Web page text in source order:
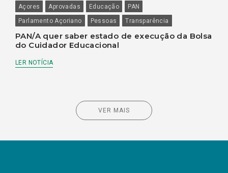
Açores Aprovadas Educação
PAN
Parlamento Açoriano
Pessoas Transparência
PAN/A quer saber estado de execução da Bolsa
do Cuidador Educacional
LER NOTÍCIA
VER MAIS